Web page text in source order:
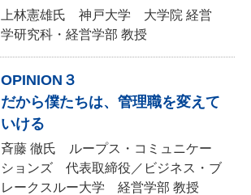
上林憲雄氏 神戸大学 大学院 経営
学研究科・経営学部 教授
OPINION３
だから僕たちは、管理職を変えて
いける
斉藤 徹氏 ループス・コミュニケー
ションズ 代表取締役／ビジネス・ブ
レークスルー大学 経営学部 教授